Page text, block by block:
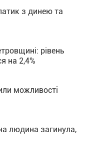
з динею та
рівень
на 2,4%
можливості
людина загинула,